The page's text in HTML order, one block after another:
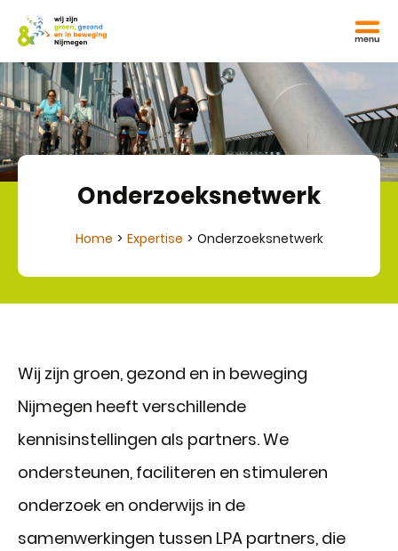
Onderzoeksnetwerk
Home Expertise Onderzoeksnetwerk
Wij zijn groen, gezond en in beweging
Nijmegen heeft verschillende
kennisinstellingen als partners. We
ondersteunen, faciliteren en stimuleren
onderzoek en onderwijs in de
samenwerkingen tussen LPA partners, die